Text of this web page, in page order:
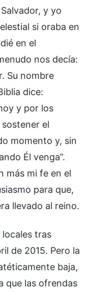
y yo
si oraba en
en el
nos decía:
Su nombre
dice:
y por los
el
momento y, sin
Él venga”.
más mi fe en el
para que,
llevado al reino.
tras
de 2015. Pero la
baja,
que las ofrendas